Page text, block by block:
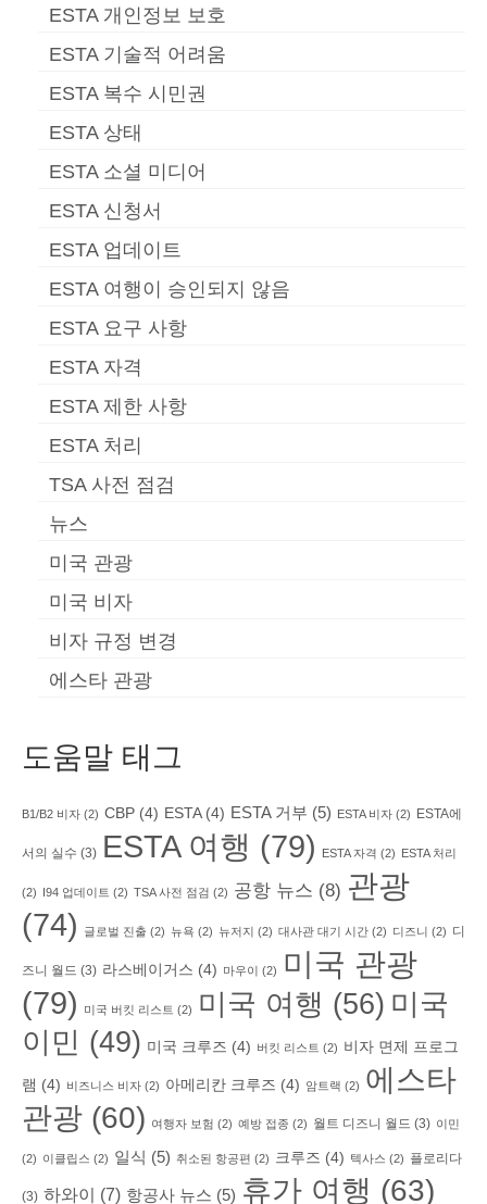
ESTA 개인정보 보호
ESTA 기술적 어려움
ESTA 복수 시민권
ESTA 상태
ESTA 소셜 미디어
ESTA 신청서
ESTA 업데이트
ESTA 여행이 승인되지 않음
ESTA 요구 사항
ESTA 자격
ESTA 제한 사항
ESTA 처리
TSA 사전 점검
뉴스
미국 관광
미국 비자
비자 규정 변경
에스타 관광
도움말 태그
B1/B2 비자 (2) CBP (4) ESTA(4) ESTA 거부 (5) ESTA 비자 (2) ESTA에
서의 실수 (3) ESTA 여행 (79) ESTA 자격 (2) ESTA 처리
(2) I94 업데이트 (2) TSA 사전 점검 (2) 공항 뉴스 (8) 관광
(74)
글로벌 진출 (2) 뉴욕 (2) 뉴저지 (2) 대사관 대기 시간 (2) 디즈니 (2) 디
즈니 월드 (3) 라스베이거스 (4) 마우이 (2)
미국 관광
(79)
미국 버킷 리스트 (2) 미국 여행 (56) 미국
이민 (49) 미국 크루즈 (4) 버킷 리스트 (2) 비자 면제 프로그
램 (4) 비즈니스 비자 (2) 아메리칸 크루즈 (4) 암트랙 (2) 에스타
관광 (60) 여행자 보험 (2) 예방 접종 (2) 월트 디즈니 월드 (3) 이민
(2) 이클립스 (2) 일식 (5) 취소된 항공편 (2) 크루즈 (4) 텍사스 (2) 플로리다
(3) 하와이 (7) 항공사 뉴스 (5) 휴가 여행 (63)